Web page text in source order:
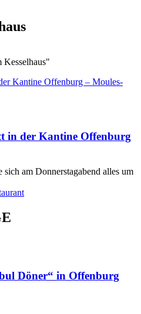
Kesselhaus"
in der Kantine Offenburg
am Donnerstagabend alles um
Döner“ in Offenburg